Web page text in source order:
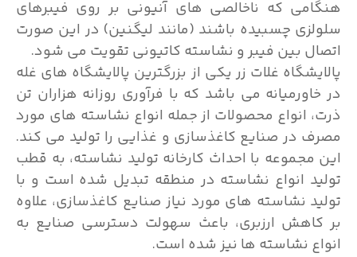
هنگامی که ناخالصی های آنیونی بر روی فیبرهای
سلولزی چسبیده باشند (مانند لیگنین) در این صورت
اتصال بین فیبر و نشاسته کاتیونی تقویت می شود.
پالایشگاه غلات زر یکی از بزرگترین پالایشگاه های غله
در خاورمیانه می باشد که با فرآوری روزانه هزاران تن
ذرت، انواع محصولات از جمله انواع نشاسته های مورد
مصرف در صنایع کاغذسازی و غذایی را تولید می کند.
این مجموعه با احداث کارخانه تولید نشاسته، به قطب
تولید انواع نشاسته در منطقه تبدیل شده است و با
تولید نشاسته های مورد نیاز صنایع کاغذسازی، علاوه
بر کاهش ارزبری، باعث سهولت دسترسی صنایع به
انواع نشاسته ها نیز شده است.